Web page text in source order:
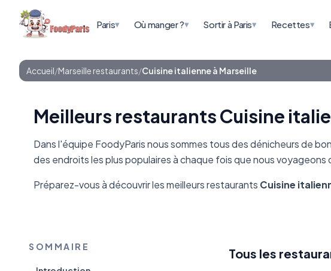
Paris▾ Où manger ?▾ Sortir à Paris▾ Recettes▾
Accueil/Marseille restaurants/Cuisine italienne à Marseille
Meilleurs restaurants Cuisine
Dans l'équipe FoodyParis nous sommes tous des dénicheurs de
des endroits les plus populaires à chaque fois que nous voyageons
Préparez-vous à découvrir les meilleurs restaurants Cuisine
SOMMAIRE Tous les